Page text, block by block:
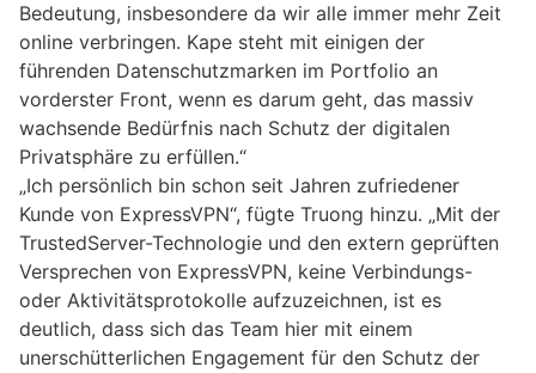
Bedeutung, insbesondere da wir alle immer mehr Zeit
online verbringen. Kape steht mit einigen der
führenden Datenschutzmarken im Portfolio an
vorderster Front, wenn es darum geht, das massiv
wachsende Bedürfnis nach Schutz der digitalen
Privatsphäre zu erfüllen.“
„Ich persönlich bin schon seit Jahren zufriedener
Kunde von ExpressVPN“, fügte Truong hinzu. „Mit der
TrustedServer-Technologie und den extern geprüften
Versprechen von ExpressVPN, keine Verbindungs-
oder Aktivitätsprotokolle aufzuzeichnen, ist es
deutlich, dass sich das Team hier mit einem
unerschütterlichen Engagement für den Schutz der